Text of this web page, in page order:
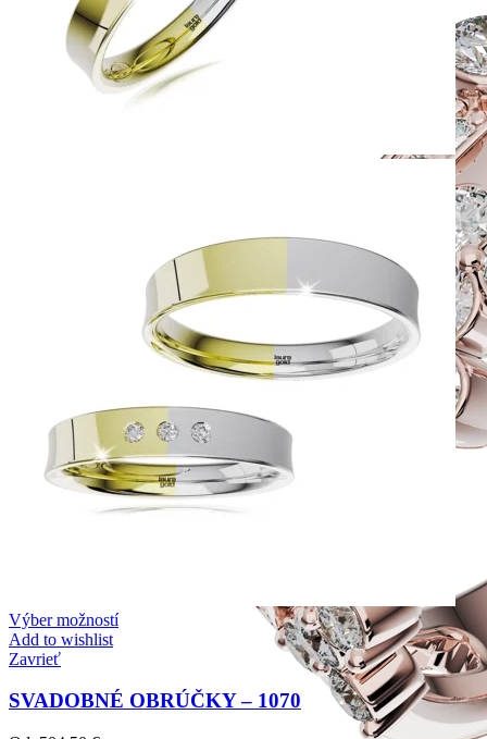
Výber možností
Add to wishlist
Zavrieť
SVADOBNÉ OBRÚČKY – 1070